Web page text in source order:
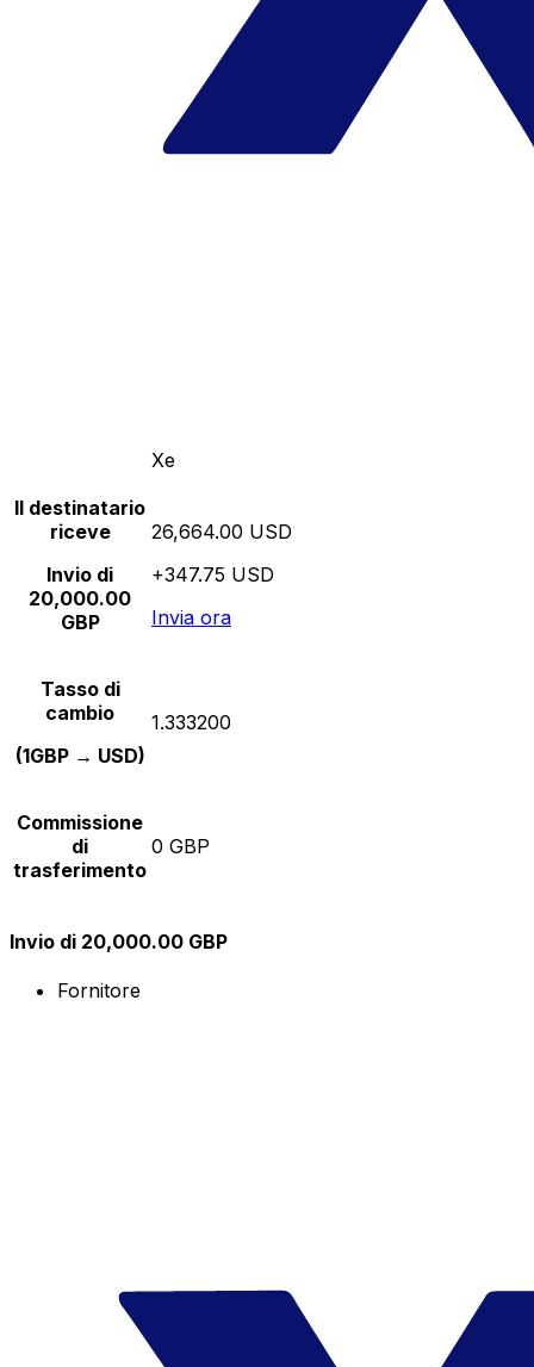
Xe
Il destinatario
riceve
Invio di
20,000.00
GBP
26,664.00 USD
+347.75 USD
Invia ora
Tasso di
cambio
(1GBP → USD)
1.333200
Commissione
di
trasferimento
0 GBP
Invio di 20,000.00 GBP
Fornitore